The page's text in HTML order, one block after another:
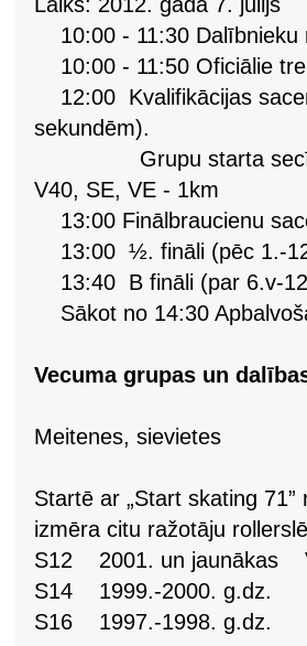
10:00 - 11:30 Dalībnieku
10:00 - 11:50 Oficiālie
12:00 Kvalifikācijas
sekundēm).
Grupu starta secība:
V40, SE, VE - 1km
13:00 Finālbraucienu
13:00 ½. fināli (pēc 1.-
13:40 B fināli (par 6.v-
Sākot no 14:30
Vecuma grupas un
Meitenes,
Startē ar „Start skating
izmēra citu ražotāju
S12 2001. un
S14 1999.-2000.
S16 1997.-1998.